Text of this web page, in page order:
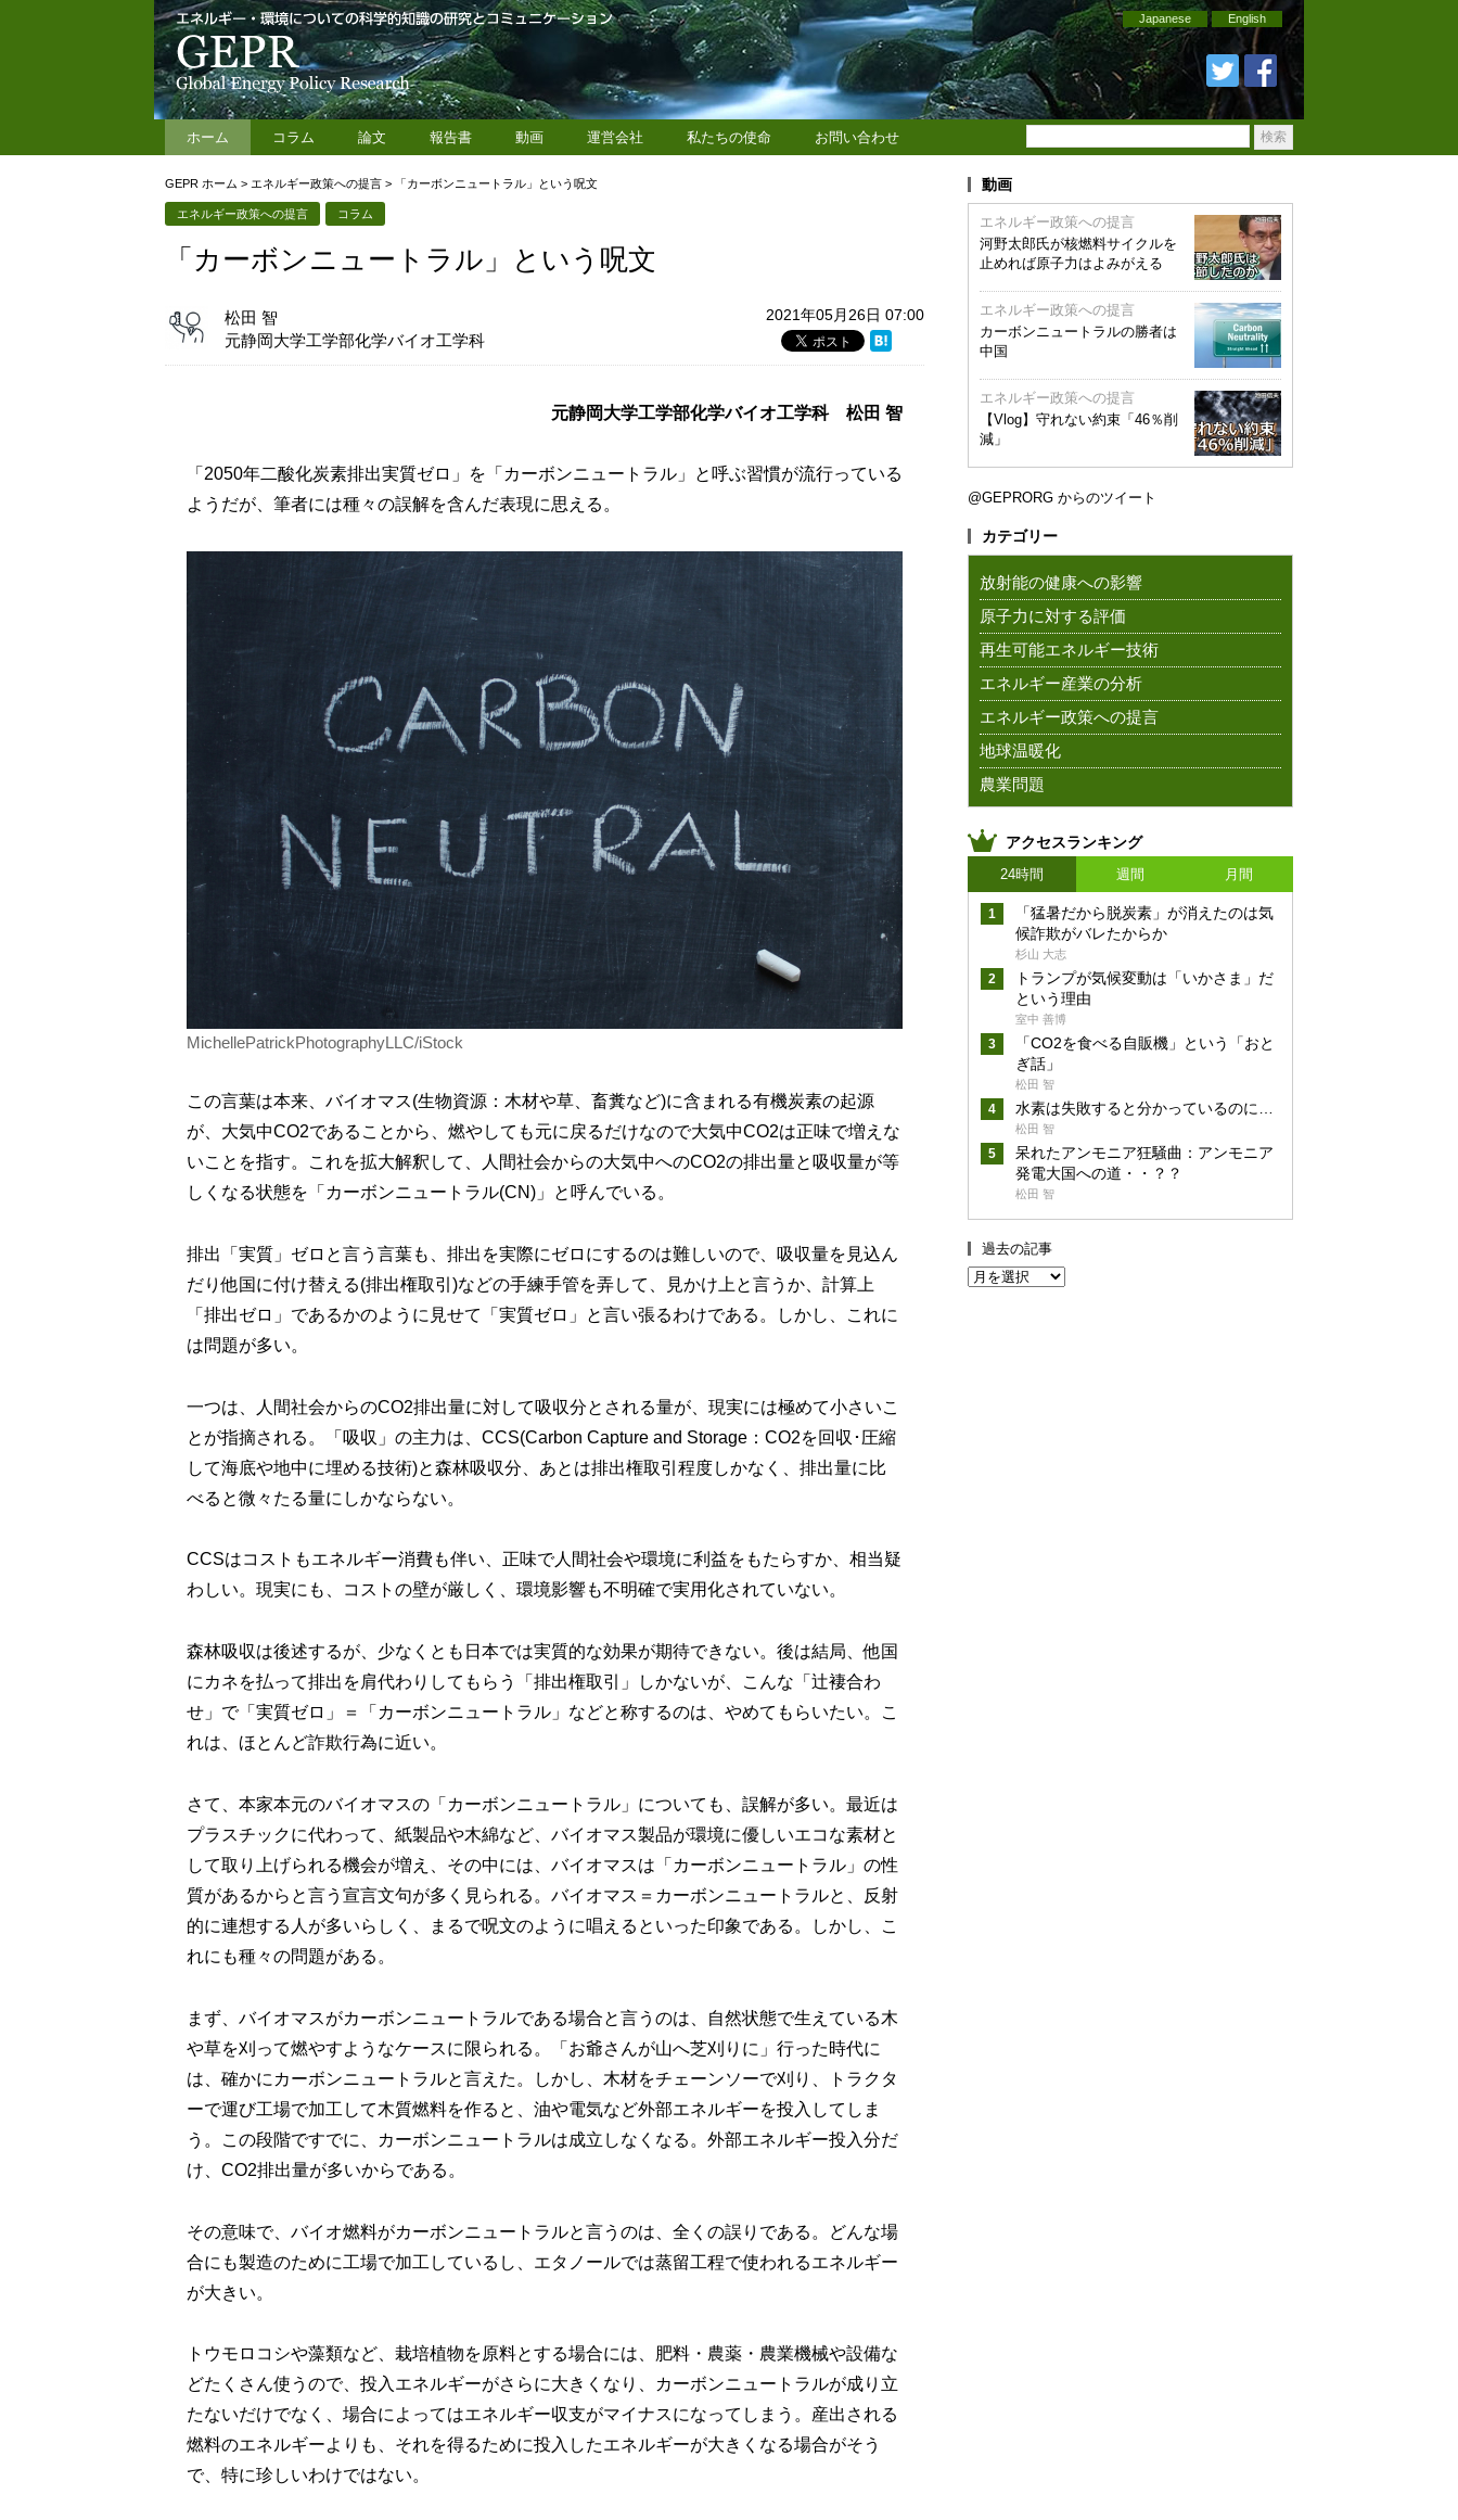
Japanese English
ホーム コラム 論文 報告書 動画 運営会社 私たちの使命 お問い合わせ
GEPR ホーム > エネルギー政策への提言 > 「カーボンニュートラル」という呪文
エネルギー政策への提言 コラム
「カーボンニュートラル」という呪文
2021年05月26日 07:00
松田 智
元静岡大学工学部化学バイオ工学科
元静岡大学工学部化学バイオ工学科 松田 智
「2050年二酸化炭素排出実質ゼロ」を「カーボンニュートラル」と呼ぶ習慣が流行っている
ようだが、筆者には種々の誤解を含んだ表現に思える。
MichellePatrickPhotographyLLC/iStock
この言葉は本来、バイオマス(生物資源：木材や草、畜糞など)に含まれる有機炭素の起源
が、大気中CO2であることから、燃やしても元に戻るだけなので大気中CO2は正味で増えな
いことを指す。これを拡大解釈して、人間社会からの大気中へのCO2の排出量と吸収量が等
しくなる状態を「カーボンニュートラル(CN)」と呼んでいる。
排出「実質」ゼロと言う言葉も、排出を実際にゼロにするのは難しいので、吸収量を見込ん
だり他国に付け替える(排出権取引)などの手練手管を弄して、見かけ上と言うか、計算上
「排出ゼロ」であるかのように見せて「実質ゼロ」と言い張るわけである。しかし、これに
は問題が多い。
一つは、人間社会からのCO2排出量に対して吸収分とされる量が、現実には極めて小さいこ
とが指摘される。「吸収」の主力は、CCS(Carbon Capture and Storage：CO2を回収･圧縮
して海底や地中に埋める技術)と森林吸収分、あとは排出権取引程度しかなく、排出量に比
べると微々たる量にしかならない。
CCSはコストもエネルギー消費も伴い、正味で人間社会や環境に利益をもたらすか、相当疑
わしい。現実にも、コストの壁が厳しく、環境影響も不明確で実用化されていない。
森林吸収は後述するが、少なくとも日本では実質的な効果が期待できない。後は結局、他国
にカネを払って排出を肩代わりしてもらう「排出権取引」しかないが、こんな「辻褄合わ
せ」で「実質ゼロ」＝「カーボンニュートラル」などと称するのは、やめてもらいたい。こ
れは、ほとんど詐欺行為に近い。
さて、本家本元のバイオマスの「カーボンニュートラル」についても、誤解が多い。最近は
プラスチックに代わって、紙製品や木綿など、バイオマス製品が環境に優しいエコな素材と
して取り上げられる機会が増え、その中には、バイオマスは「カーボンニュートラル」の性
質があるからと言う宣言文句が多く見られる。バイオマス＝カーボンニュートラルと、反射
的に連想する人が多いらしく、まるで呪文のように唱えるといった印象である。しかし、こ
れにも種々の問題がある。
まず、バイオマスがカーボンニュートラルである場合と言うのは、自然状態で生えている木
や草を刈って燃やすようなケースに限られる。「お爺さんが山へ芝刈りに」行った時代に
は、確かにカーボンニュートラルと言えた。しかし、木材をチェーンソーで刈り、トラクタ
ーで運び工場で加工して木質燃料を作ると、油や電気など外部エネルギーを投入してしま
う。この段階ですでに、カーボンニュートラルは成立しなくなる。外部エネルギー投入分だ
け、CO2排出量が多いからである。
その意味で、バイオ燃料がカーボンニュートラルと言うのは、全くの誤りである。どんな場
合にも製造のために工場で加工しているし、エタノールでは蒸留工程で使われるエネルギー
が大きい。
トウモロコシや藻類など、栽培植物を原料とする場合には、肥料・農薬・農業機械や設備な
どたくさん使うので、投入エネルギーがさらに大きくなり、カーボンニュートラルが成り立
たないだけでなく、場合によってはエネルギー収支がマイナスになってしまう。産出される
燃料のエネルギーよりも、それを得るために投入したエネルギーが大きくなる場合がそう
で、特に珍しいわけではない。
動画
エネルギー政策への提言
河野太郎氏が核燃料サイクルを
止めれば原子力はよみがえる
エネルギー政策への提言
カーボンニュートラルの勝者は
中国
エネルギー政策への提言
【Vlog】守れない約束「46％削
減」
@GEPRORG からのツイート
カテゴリー
放射能の健康への影響
原子力に対する評価
再生可能エネルギー技術
エネルギー産業の分析
エネルギー政策への提言
地球温暖化
農業問題
アクセスランキング
24時間 週間 月間
「猛暑だから脱炭素」が消えたのは気
候詐欺がバレたからか
杉山 大志
トランプが気候変動は「いかさま」だ
という理由
室中 善博
「CO2を食べる自販機」という「おと
ぎ話」
松田 智
水素は失敗すると分かっているのに…
松田 智
呆れたアンモニア狂騒曲：アンモニア
発電大国への道・・？？
松田 智
過去の記事